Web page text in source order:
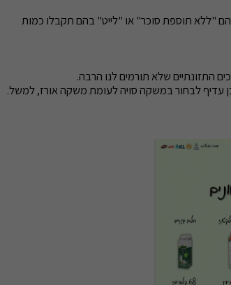
"ללא תוספת סוכר" או "לייט" בהם תקבלו כמות
עדיף לבחור במשקה סויה לעומת משקה אורז, למשל.